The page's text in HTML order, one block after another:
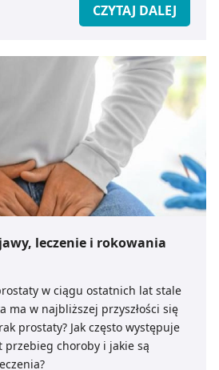
CZYTAJ DALEJ
leczenie i rokowania
w ciągu ostatnich lat stale
ma w najbliższej przyszłości się
prostaty? Jak często występuje
przebieg choroby i jakie są